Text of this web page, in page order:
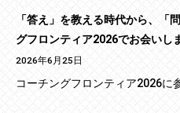
「答え」を教える時代から、「
グフロンティア2026でお会いし
2026年6月25日
コーチングフロンティア2026に